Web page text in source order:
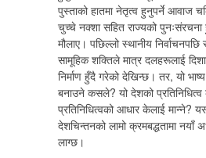
पुस्ताको हातमा नेतृत्व हुनुपर्ने आवाज
चुच्चे नक्शा सहित राज्यको पुनःसंरचना
मौलाए। पछिल्लो स्थानीय
सामूहिक शक्तिले मात्र दलहरूलाई
निर्माण हुँदै गरेको देखिन्छ। तर, यो
बनाउने कसले? यो देशको
प्रतिनिधित्वको आधार केलाई मान्ने?
देशचिन्तनको लामो क्रमबद्धतामा नयाँ
लाग्छ।